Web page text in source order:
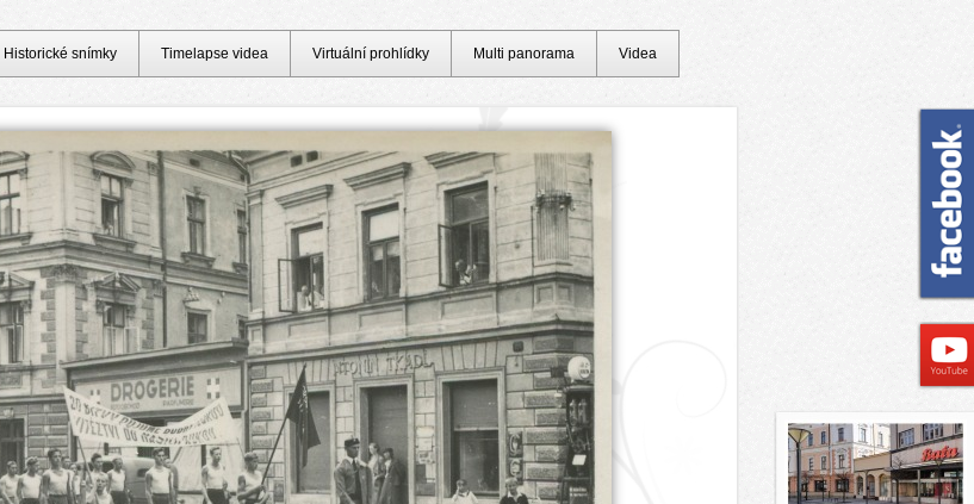
Historické snímky Timelapse videa Virtuální prohlídky Multi panorama Videa